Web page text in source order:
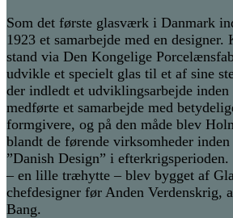
Som det første glasværk i Danmark
1923 et samarbejde med en
stand via Den Kongelige
udvikle et specielt glas til et af sine
der indledt et udviklingsarbejde
medførte et samarbejde med
formgivere, og på den måde blev
blandt de førende virksomheder
”Danish Design” i efterkrigsperioden.
– en lille træhytte – blev bygget af
chefdesigner før Anden Verdenskrig,
Bang.